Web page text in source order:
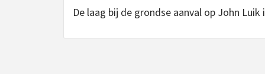
De laag bij de grondse aanval op John